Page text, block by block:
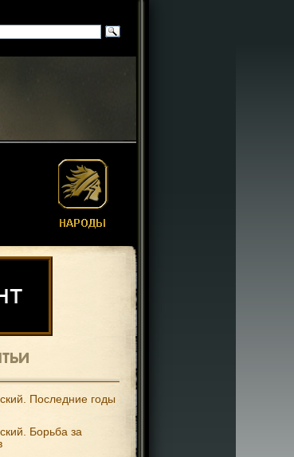
Последние годы
Борьба за